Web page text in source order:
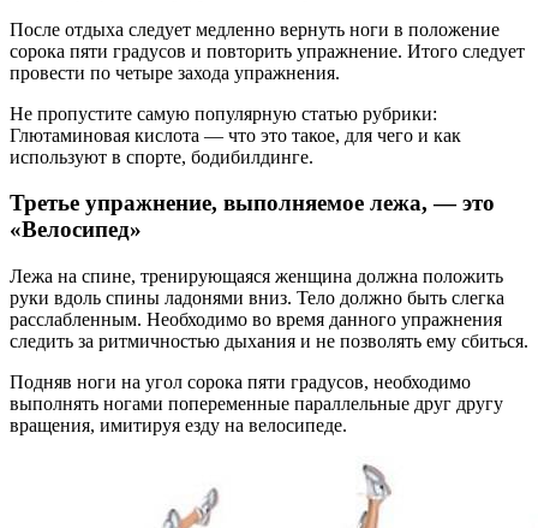
После отдыха следует медленно вернуть ноги в положение
сорока пяти градусов и повторить упражнение. Итого следует
провести по четыре захода упражнения.
Не пропустите самую популярную статью рубрики:
Глютаминовая кислота — что это такое, для чего и как
используют в спорте, бодибилдинге.
Третье упражнение, выполняемое лежа, — это
«Велосипед»
Лежа на спине, тренирующаяся женщина должна положить
руки вдоль спины ладонями вниз. Тело должно быть слегка
расслабленным. Необходимо во время данного упражнения
следить за ритмичностью дыхания и не позволять ему сбиться.
Подняв ноги на угол сорока пяти градусов, необходимо
выполнять ногами попеременные параллельные друг другу
вращения, имитируя езду на велосипеде.